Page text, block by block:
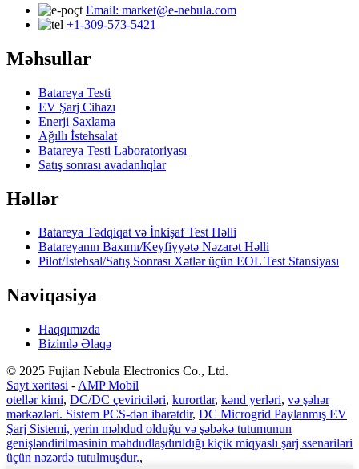
Email: market@e-nebula.com
+1-309-573-5421
Məhsullar
Batareya Testi
EV Şarj Cihazı
Enerji Saxlama
Ağıllı İstehsalat
Batareya Testi Laboratoriyası
Satış sonrası avadanlıqlar
Həllər
Batareya Tədqiqat və İnkişaf Test Həlli
Batareyanın Baxımı/Keyfiyyətə Nəzarət Həlli
Pilot/İstehsal/Satış Sonrası Xətlər üçün EOL Test Stansiyası
Naviqasiya
Haqqımızda
Bizimlə Əlaqə
© 2025 Fujian Nebula Electronics Co., Ltd.
Sayt xəritəsi - AMP Mobil
otellər kimi, DC/DC çeviriciləri, kurortlar, kənd yerləri, və şəhər
mərkəzləri. Sistem PCS-dən ibarətdir, DC Microgrid Paylanmış EV
Şarj Sistemi, yerin məhdud olduğu və şəbəkə tutumunun
genişləndirilməsinin məhdudlaşdırıldığı kiçik miqyaslı şarj ssenariləri
üçün nəzərdə tutulmuşdur.,